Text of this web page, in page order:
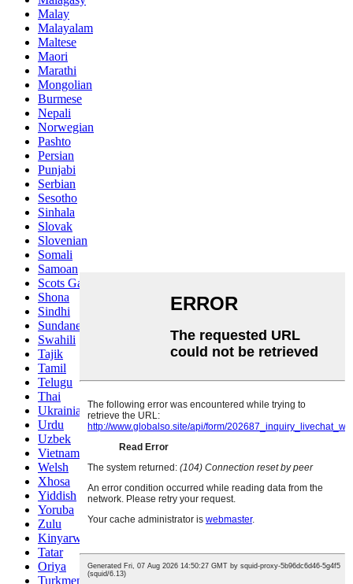
Malay
Malayalam
Maltese
Maori
Marathi
Mongolian
Burmese
Nepali
Norwegian
Pashto
Persian
Punjabi
Serbian
Sesotho
Sinhala
Slovak
Slovenian
Somali
Samoan
Scots Gaelic
Shona
Sindhi
Sundanese
Swahili
Tajik
Tamil
Telugu
Thai
Ukrainian
Urdu
Uzbek
Vietnamese
Welsh
Xhosa
Yiddish
Yoruba
Zulu
Kinyarwanda
Tatar
Oriya
Turkmen